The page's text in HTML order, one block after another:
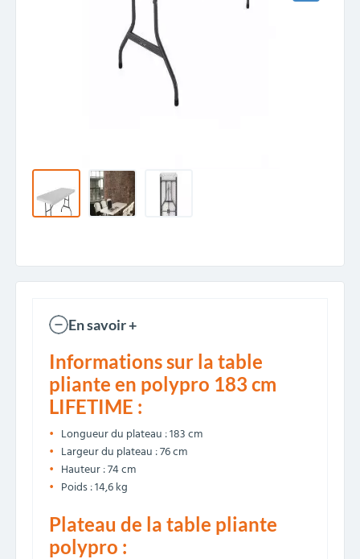
En savoir +
Informations sur la table
pliante en polypro 183 cm
LIFETIME :
Longueur du plateau : 183 cm
Largeur du plateau : 76 cm
Hauteur : 74 cm
Poids : 14,6 kg
Plateau de la table pliante
polypro :